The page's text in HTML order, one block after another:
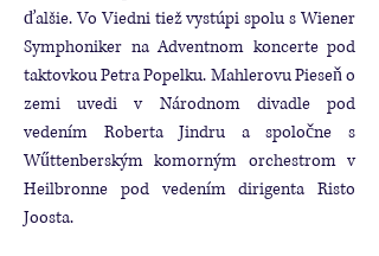
ďalšie. Vo Viedni tiež vystúpi spolu s Wiener
Symphoniker na Adventnom koncerte pod
taktovkou Petra Popelku. Mahlerovu Pieseň o
zemi uvedi v Národnom divadle pod
vedením Roberta Jindru a spoločne s
Wűttenberským komorným orchestrom v
Heilbronne pod vedením dirigenta Risto
Joosta.